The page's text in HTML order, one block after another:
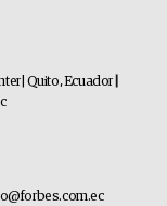
| Quito, Ecuador